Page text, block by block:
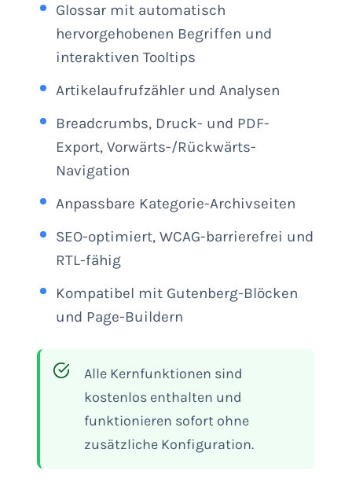
Glossar mit automatisch
hervorgehobenen Begriffen und
interaktiven Tooltips
Artikelaufrufzähler und Analysen
Breadcrumbs, Druck- und PDF-
Export, Vorwärts-/Rückwärts-
Navigation
Anpassbare Kategorie-Archivseiten
SEO-optimiert, WCAG-barrierefrei und
RTL-fähig
Kompatibel mit Gutenberg-Blöcken
und Page-Buildern
Alle Kernfunktionen sind
kostenlos enthalten und
funktionieren sofort ohne
zusätzliche Konfiguration.